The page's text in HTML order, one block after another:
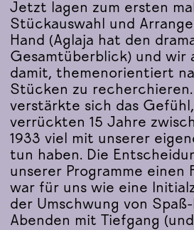
Jetzt lagen zum ersten
Stückauswahl und
Hand (Aglaja hat den
Gesamtüberblick) und wir
damit, themenorientiert
Stücken zu recherchieren.
verstärkte sich das Gefühl,
verrückten 15 Jahre
1933 viel mit unserer
tun haben. Die
unserer Programme einen
war für uns wie eine
der Umschwung von
Abenden mit Tiefgang